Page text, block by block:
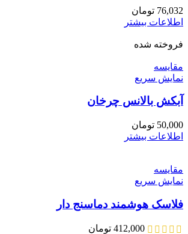
76,032 تومان
اطلاعات بیشتر
فروخته شده
مقايسه
نمایش سریع
آبکش بالانس چرخان
50,000 تومان
اطلاعات بیشتر
مقايسه
نمایش سریع
فلاسک هوشمند دماسنج دار
412,000 تومان